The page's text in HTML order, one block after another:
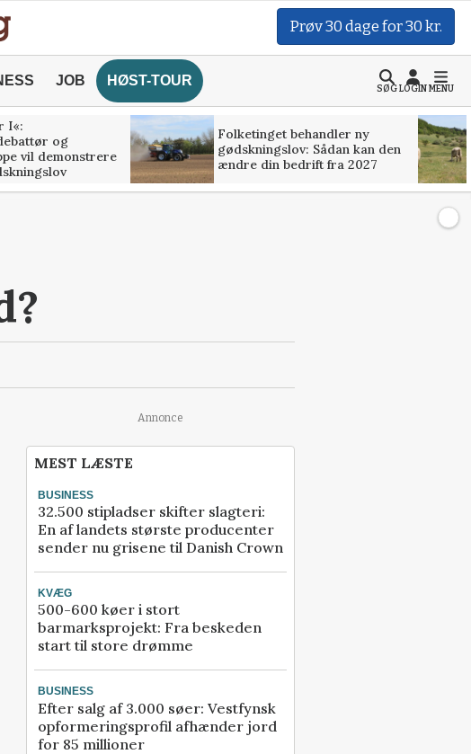
Prøv 30 dage for 30 kr.
JOB HØST-TOUR
SØGLOGINMENU
I«:
og
vil demonstrere
Folketinget behandler ny
gødskningslov: Sådan kan den
ændre din bedrift fra 2027
Annonce
MEST LÆSTE
BUSINESS
32.500 stipladser skifter slagteri:
En af landets største producenter
sender nu grisene til Danish Crown
KVÆG
500-600 køer i stort
barmarksprojekt: Fra beskeden
start til store drømme
BUSINESS
Efter salg af 3.000 søer: Vestfynsk
opformeringsprofil afhænder jord
for 85 millioner